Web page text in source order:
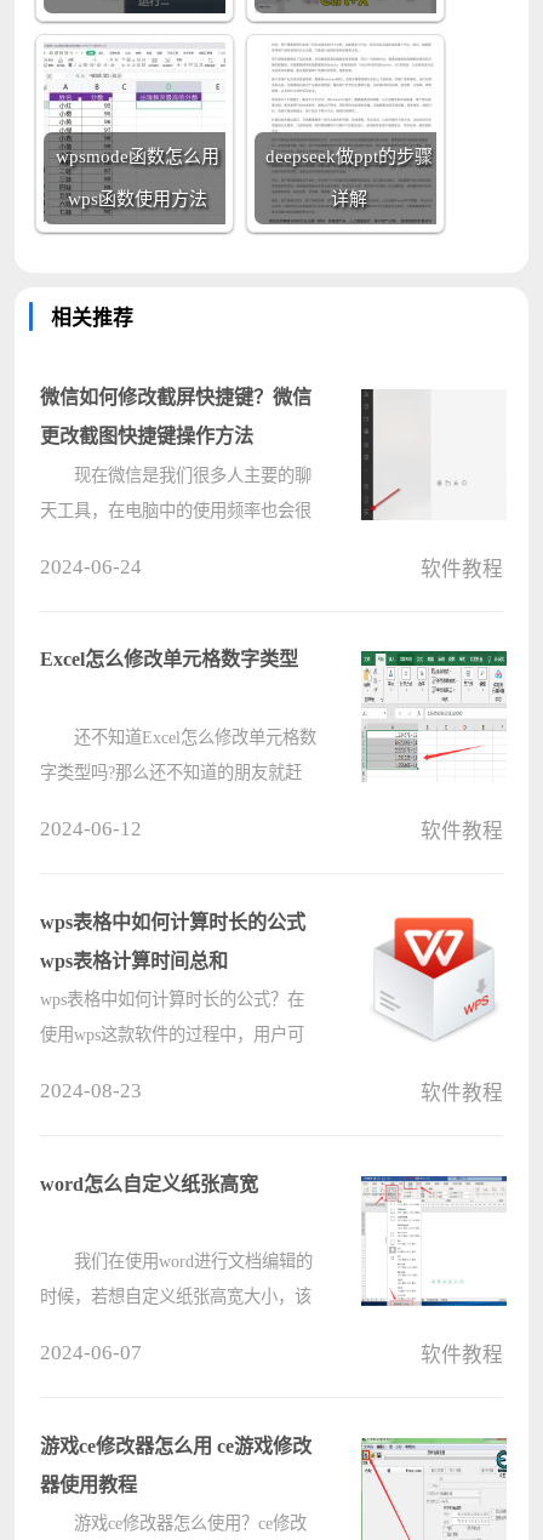
wpsmode函数怎么用
wps函数使用方法
deepseek做ppt的步骤
详解
相关推荐
微信如何修改截屏快捷键？微信
更改截图快捷键操作方法
现在微信是我们很多人主要的聊
天工具，在电脑中的使用频率也会很
合，可是不懂得如何修改，针对这个
2024-06-24 软件教程
Excel怎么修改单元格数字类型
还不知道Excel怎么修改单元格数
字类型吗?那么还不知道的朋友就赶
拖拽框选需要处理的数字单元格 ????
2024-06-12 软件教程
wps表格中如何计算时长的公式
wps表格计算时间总和
wps表格中如何计算时长的公式？在
使用wps这款软件的过程中，用户可
总和公式要怎么设置呢？具体的方法
2024-08-23 软件教程
word怎么自定义纸张高宽
我们在使用word进行文档编辑的
时候，若想自定义纸张高宽大小，该
面后，点击布局菜单中的纸张大小
按????
2024-06-07 软件教程
游戏ce修改器怎么用 ce游戏修改
器使用教程
游戏ce修改器怎么使用？ce修改